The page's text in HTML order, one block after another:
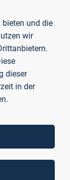
bieten und die
wir
dieser
in der